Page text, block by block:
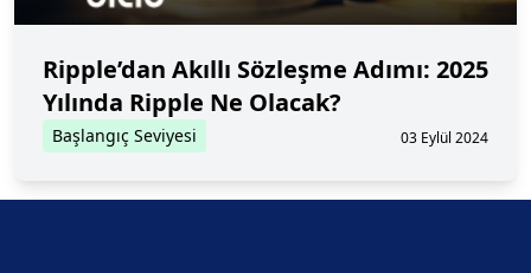
Ripple’dan Akıllı Sözleşme Adımı: 2025
Yılında Ripple Ne Olacak?
Başlangıç Seviyesi 03 Eylül 2024